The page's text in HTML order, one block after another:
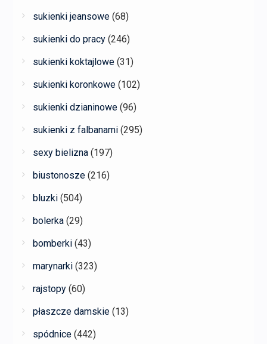
sukienki jeansowe (68)
sukienki do pracy (246)
sukienki koktajlowe (31)
sukienki koronkowe (102)
sukienki dzianinowe (96)
sukienki z falbanami (295)
sexy bielizna (197)
biustonosze (216)
bluzki (504)
bolerka (29)
bomberki (43)
marynarki (323)
rajstopy (60)
płaszcze damskie (13)
spódnice (442)